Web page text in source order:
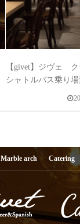
【givet】ジヴェ
シャトルバス乗り
Marble arch Catering